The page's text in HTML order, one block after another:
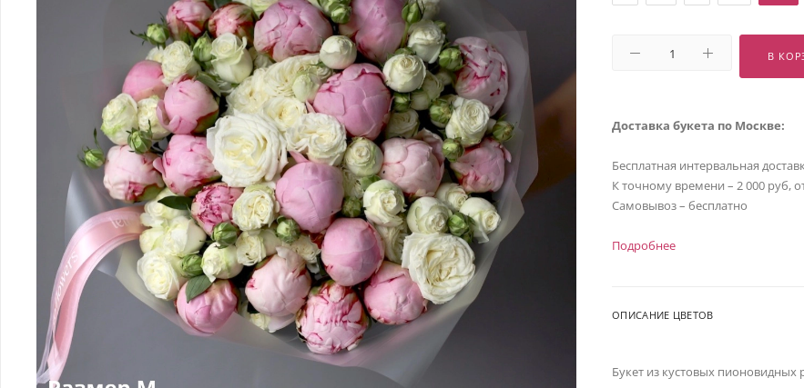
В
Доставка букета по Москве:
Бесплатная интервальная
К точному времени – 2 000 руб,
Самовывоз – бесплатно
Подробнее
ОПИСАНИЕ ЦВЕТОВ
Букет из кустовых